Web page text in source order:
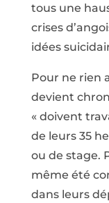
tous une
crises
idées
Pour ne rien
devient
« doivent
de leurs 35
ou de stage.
même été
dans leurs